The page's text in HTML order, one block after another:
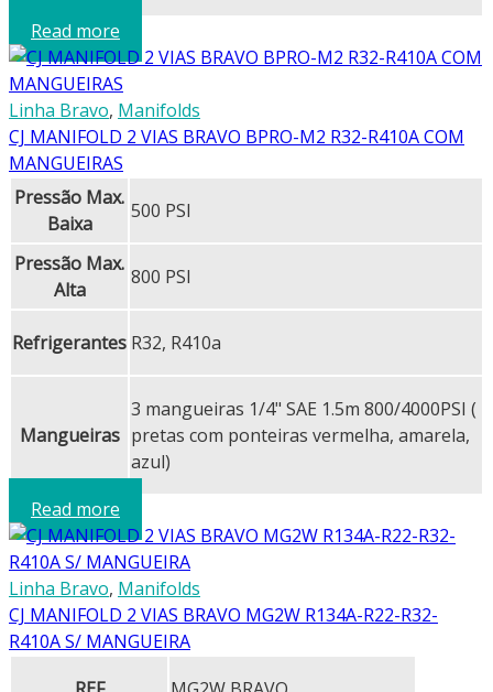
Read more
Linha Bravo, Manifolds
CJ MANIFOLD 2 VIAS BRAVO BPRO-M2 R32-R410A COM
MANGUEIRAS
Pressão Max.
Baixa
500 PSI
Pressão Max.
Alta
800 PSI
Refrigerantes R32, R410a
Mangueiras
3 mangueiras 1/4" SAE 1.5m 800/4000PSI (
pretas com ponteiras vermelha, amarela,
azul)
Read more
Linha Bravo, Manifolds
CJ MANIFOLD 2 VIAS BRAVO MG2W R134A-R22-R32-
R410A S/ MANGUEIRA